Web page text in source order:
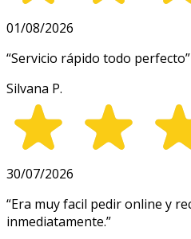
01/08/2026
“Servicio rápido todo perfecto”
Silvana P.
30/07/2026
“Era muy facil pedir online y
inmediatamente.”